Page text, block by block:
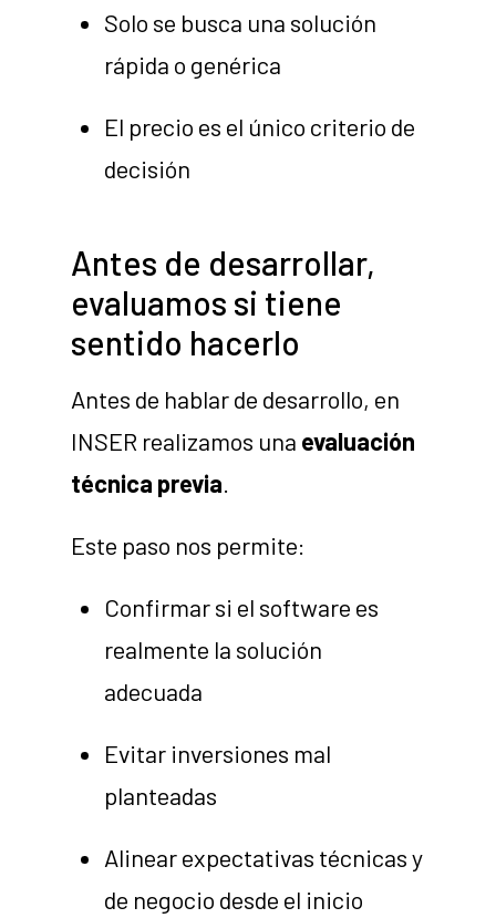
Solo se busca una solución
rápida o genérica
El precio es el único criterio de
decisión
Antes de desarrollar,
evaluamos si tiene
sentido hacerlo
Antes de hablar de desarrollo, en
INSER realizamos una evaluación
técnica previa.
Este paso nos permite:
Confirmar si el software es
realmente la solución
adecuada
Evitar inversiones mal
planteadas
Alinear expectativas técnicas y
de negocio desde el inicio